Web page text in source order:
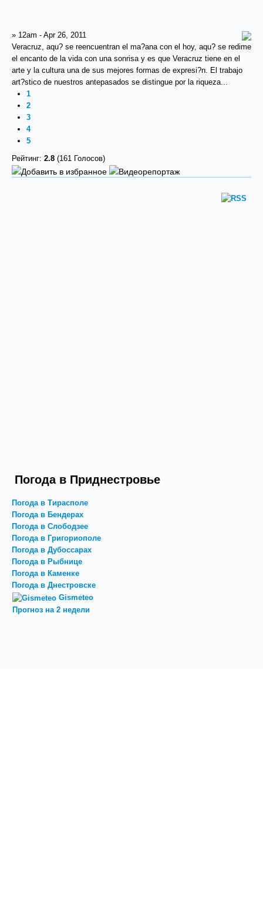
» 12am - Apr 26, 2011
Veracruz, aqu? se reencuentran el ma?ana con el hoy, aqu? se redime
el encanto de la vida con una sonrisa y es que Veracruz tiene en el
arte y la cultura una de sus mejores formas de expresi?n. El trabajo
art?stico de nuestros antepasados se distingue por la riqueza...
1
2
3
4
5
Рейтинг: 2.8 (161 Голосов)
Погода в Приднестровье
Погода в Тирасполе
Погода в Бендерах
Погода в Слободзее
Погода в Григориополе
Погода в Дубоссарах
Погода в Рыбнице
Погода в Каменке
Погода в Днестровске
Gismeteo
Прогноз на 2 недели